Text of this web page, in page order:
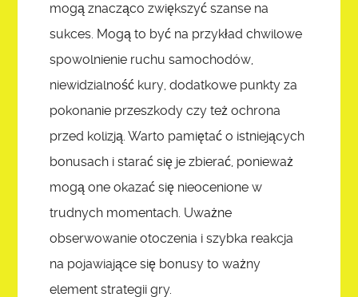
mogą znacząco zwiększyć szanse na
sukces. Mogą to być na przykład chwilowe
spowolnienie ruchu samochodów,
niewidzialność kury, dodatkowe punkty za
pokonanie przeszkody czy też ochrona
przed kolizją. Warto pamiętać o istniejących
bonusach i starać się je zbierać, ponieważ
mogą one okazać się nieocenione w
trudnych momentach. Uważne
obserwowanie otoczenia i szybka reakcja
na pojawiające się bonusy to ważny
element strategii gry.